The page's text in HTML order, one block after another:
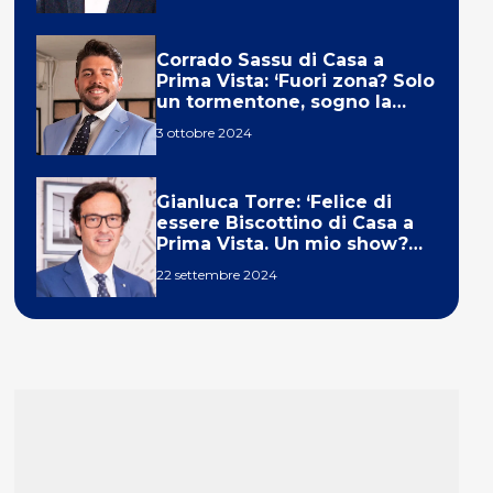
Corrado Sassu di Casa a
Prima Vista: ‘Fuori zona? Solo
un tormentone, sogno la
3 ottobre 2024
Gianluca Torre: ‘Felice di
essere Biscottino di Casa a
Prima Vista. Un mio show?
22 settembre 2024